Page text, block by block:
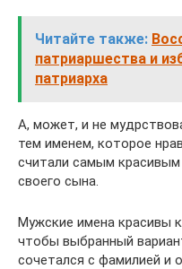
Читайте также:
патриаршества и
патриарха
А, может, и не
тем именем, которое
считали самым
своего сына.
Мужские имена красивы
чтобы выбранный
сочетался с фамилией и